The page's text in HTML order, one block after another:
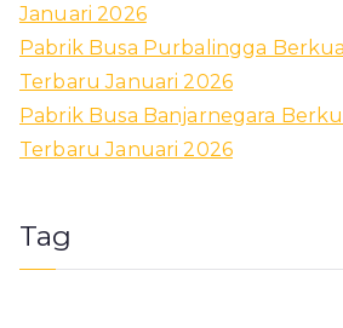
Januari 2026
Pabrik Busa Purbalingga
Terbaru Januari 2026
Pabrik Busa Banjarnegara
Terbaru Januari 2026
Tag